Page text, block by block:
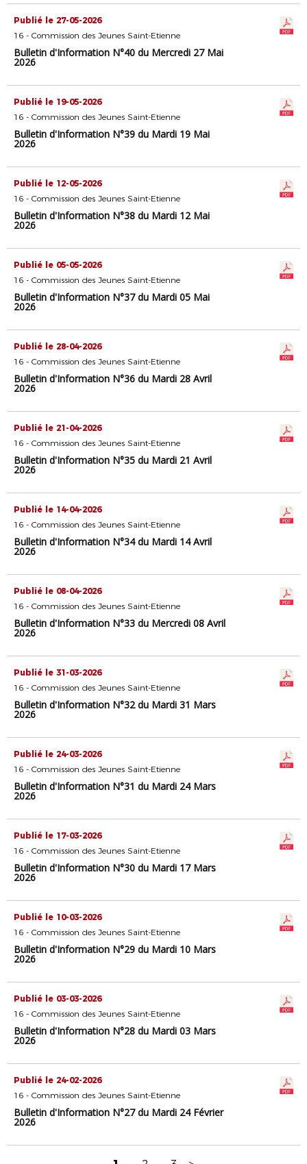
Publié le 27-05-2026
16 - Commission des Jeunes Saint-Etienne
Bulletin d'Information N°40 du Mercredi 27 Mai
2026
Publié le 19-05-2026
16 - Commission des Jeunes Saint-Etienne
Bulletin d'Information N°39 du Mardi 19 Mai
2026
Publié le 12-05-2026
16 - Commission des Jeunes Saint-Etienne
Bulletin d'Information N°38 du Mardi 12 Mai
2026
Publié le 05-05-2026
16 - Commission des Jeunes Saint-Etienne
Bulletin d'Information N°37 du Mardi 05 Mai
2026
Publié le 28-04-2026
16 - Commission des Jeunes Saint-Etienne
Bulletin d'Information N°36 du Mardi 28 Avril
2026
Publié le 21-04-2026
16 - Commission des Jeunes Saint-Etienne
Bulletin d'Information N°35 du Mardi 21 Avril
2026
Publié le 14-04-2026
16 - Commission des Jeunes Saint-Etienne
Bulletin d'Information N°34 du Mardi 14 Avril
2026
Publié le 08-04-2026
16 - Commission des Jeunes Saint-Etienne
Bulletin d'Information N°33 du Mercredi 08 Avril
2026
Publié le 31-03-2026
16 - Commission des Jeunes Saint-Etienne
Bulletin d'Information N°32 du Mardi 31 Mars
2026
Publié le 24-03-2026
16 - Commission des Jeunes Saint-Etienne
Bulletin d'Information N°31 du Mardi 24 Mars
2026
Publié le 17-03-2026
16 - Commission des Jeunes Saint-Etienne
Bulletin d'Information N°30 du Mardi 17 Mars
2026
Publié le 10-03-2026
16 - Commission des Jeunes Saint-Etienne
Bulletin d'Information N°29 du Mardi 10 Mars
2026
Publié le 03-03-2026
16 - Commission des Jeunes Saint-Etienne
Bulletin d'Information N°28 du Mardi 03 Mars
2026
Publié le 24-02-2026
16 - Commission des Jeunes Saint-Etienne
Bulletin d'Information N°27 du Mardi 24 Février
2026